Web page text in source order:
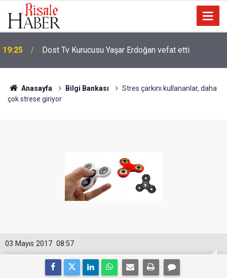
19:25 Dost Tv Kurucusu Yaşar Erdoğan vefat etti
Anasayfa Bilgi Bankası
Stres çarkını kullananlar, daha
çok strese giriyor
08:57
03 Mayıs 2017